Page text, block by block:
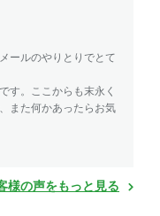
ールのやりとりでとて
す。ここからも末永く
また何かあったらお気
様の声をもっと見る